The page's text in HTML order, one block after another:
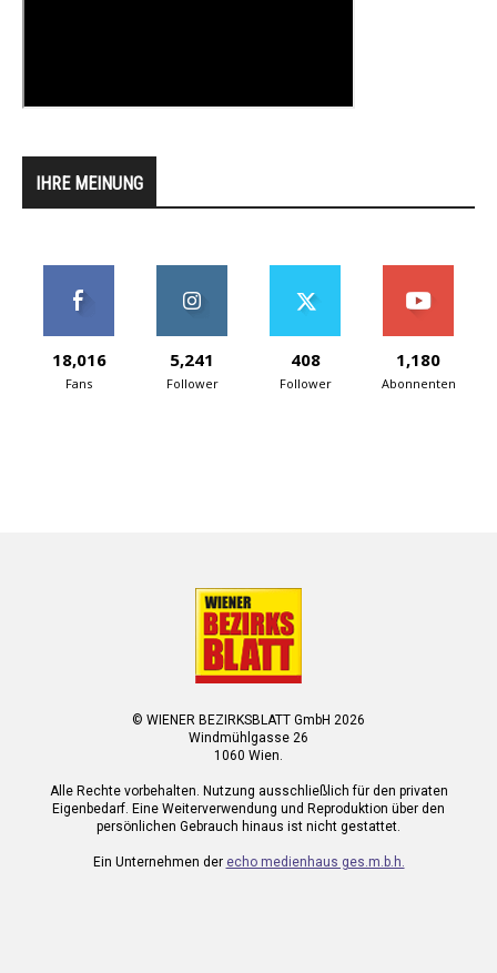
IHRE MEINUNG
18,016
Fans
5,241
Follower
408
Follower
1,180
Abonnenten
© WIENER BEZIRKSBLATT GmbH 2026
Windmühlgasse 26
1060 Wien.
Alle Rechte vorbehalten. Nutzung ausschließlich für den privaten
Eigenbedarf. Eine Weiterverwendung und Reproduktion über den
persönlichen Gebrauch hinaus ist nicht gestattet.
Ein Unternehmen der echo medienhaus ges.m.b.h.